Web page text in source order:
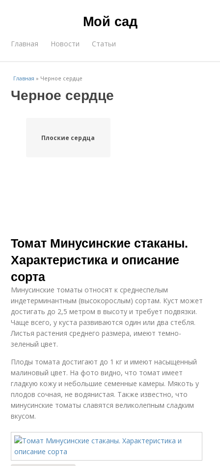
Мой сад
Главная Новости Статьи
Главная » Черное сердце
Черное сердце
Плоские сердца
Томат Минусинские стаканы.
Характеристика и описание
сорта
Минусинские томаты относят к среднеспелым
индетерминантным (высокорослым) сортам. Куст может
достигать до 2,5 метром в высоту и требует подвязки.
Чаще всего, у куста развиваются один или два стебля.
Листья растения среднего размера, имеют темно-
зеленый цвет.
Плоды томата достигают до 1 кг и имеют насыщенный
малиновый цвет. На фото видно, что томат имеет
гладкую кожу и небольшие семенные камеры. Мякоть у
плодов сочная, не водянистая. Также известно, что
минусинские томаты славятся великолепным сладким
вкусом.